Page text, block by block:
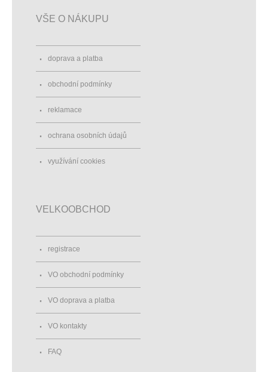
VŠE O NÁKUPU
doprava a platba
obchodní podmínky
reklamace
ochrana osobních údajů
využívání cookies
VELKOOBCHOD
registrace
VO obchodní podmínky
VO doprava a platba
VO kontakty
FAQ